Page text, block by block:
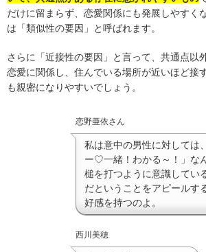
だけに留まらず、恋愛関係にも発展しやすく
は「類似性の要因」と呼ばれます。
さらに「近接性の要因」と言って、共通点以
恋愛に関係し、住んでいる場所が近いほど接
も親密になりやすいでしょう。
恋野亜依さん
私は意中の男性に対しては
ー♡一緒！わかる～！」な
槌を打つように意識してい
だということをアピールす
好感を持つのよ。
西川美穂